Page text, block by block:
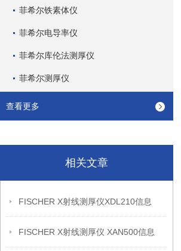
菲希尔铁素体仪
菲希尔电导率仪
菲希尔库伦法测厚仪
菲希尔测厚仪
查看更多
相关文章
FISCHER X射线测厚仪XDL210信息
FISCHER X射线测厚仪 XAN500信息